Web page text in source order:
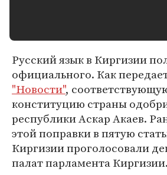
Русский язык в Киргизии
официального. Как
"Новости",
конституцию страны
республики Аскар Акаев.
этой поправки в пятую
Киргизии проголосовали
палат парламента Киргизии.